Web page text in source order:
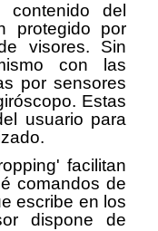
del
protegido por
visores. Sin
con las
por sensores
Estas
usuario para
facilitan
comandos de
escribe en los
dispone de